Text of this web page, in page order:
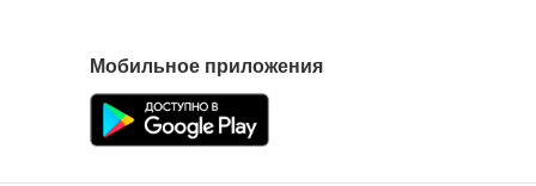
Мобильное приложения